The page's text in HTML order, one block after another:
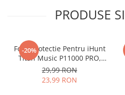
esteNano
Acestag
SPARGE in
ascutite si
PRODUSE
-20%
Folie Protectie Pentru iHunt
Titan Music P11000 PRO,
VDOO
29,99 RON
23,99 RON